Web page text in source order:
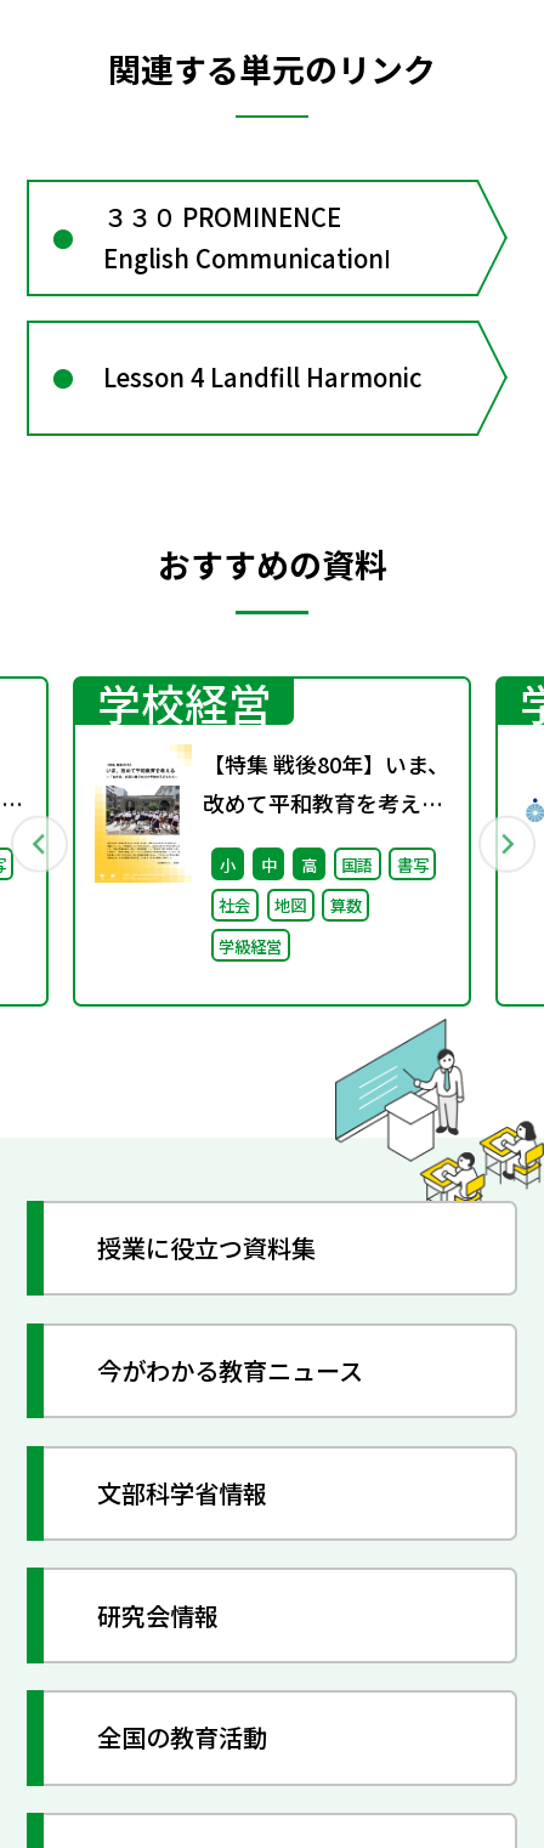
関連する単元のリンク
３３０ PROMINENCE
English CommunicationⅠ
Lesson 4 Landfill Harmonic
おすすめの資料
学校経営
【特集 戦後80年】いま、
改めて平和教育を考え
る〜「あの日」を語り継
ぐ本川小学校の子どもた
ち〜
小 中 高 国語
書写
社会
地図
算数
学級経営
授業に役立つ資料集
今がわかる教育ニュース
文部科学省情報
研究会情報
全国の教育活動